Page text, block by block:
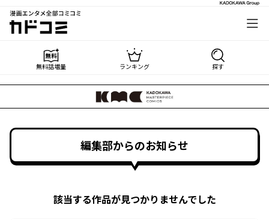
漫画エンタメ全部コミコミ
カドコミ
無料話増量 ランキング 探す
編集部からのお知らせ
該当する作品が見つかりませんでした